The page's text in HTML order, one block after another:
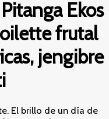
Ekos
frutal
jengibre
El brillo de un día de